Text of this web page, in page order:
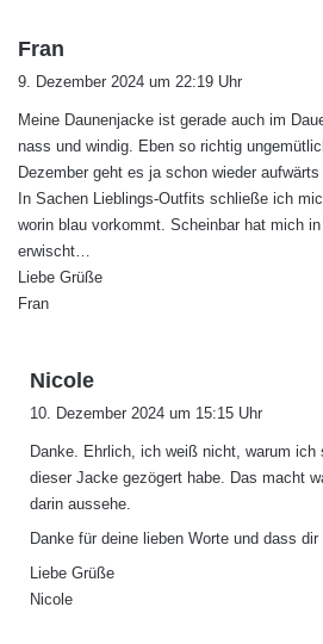
Fran
t
:
9. Dezember 2024 um 22:19 Uhr
Meine Daunenjacke ist gerade auch im
nass und windig. Eben so richtig
Dezember geht es ja schon wieder aufwärts
In Sachen Lieblings-Outfits schließe ich
worin blau vorkommt. Scheinbar hat mich
erwischt…
Liebe Grüße
Fran
Nicole
t
:
10. Dezember 2024 um 15:15 Uhr
Danke. Ehrlich, ich weiß nicht, warum ich
dieser Jacke gezögert habe. Das macht
darin aussehe.
Danke für deine lieben Worte und dass
Liebe Grüße
Nicole